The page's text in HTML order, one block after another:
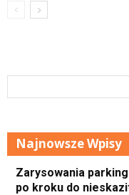
Najnowsze Wpisy
Zarysowania
po kroku do